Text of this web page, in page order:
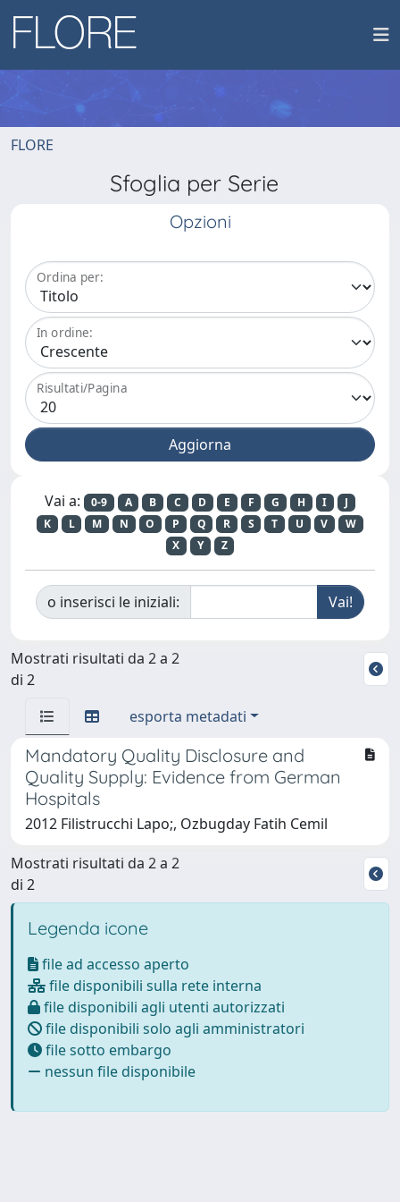
FLORE
Sfoglia per Serie
Opzioni
Ordina per:
In ordine:
Risultati/Pagina
Vai a: 0-9 A B C D E F G H I
J
K
L M N O P Q R S T U V
W
X
Y Z
o inserisci le iniziali:
Mostrati risultati da 2 a 2
di 2
esporta metadati
Mandatory Quality Disclosure and
Quality Supply: Evidence from German
Hospitals
2012 Filistrucchi Lapo;, Ozbugday Fatih Cemil
Mostrati risultati da 2 a 2
di 2
Legenda icone
file ad accesso aperto
file disponibili sulla rete interna
file disponibili agli utenti autorizzati
file disponibili solo agli amministratori
file sotto embargo
nessun file disponibile